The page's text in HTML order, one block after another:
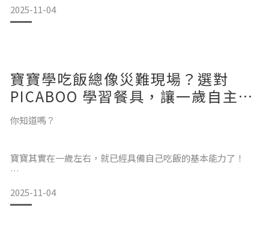
從材質、形狀到每個小細節，我們和兒童職能治療師一起反覆
討論，只為打造出一
的階段——學習正確握法的黃金期。握湯匙，其實也是一門大
學問對小小孩來說，「拿起湯匙吃飯」這件事，遠比我們想的
而在孩子還沒有建立這些基礎之前，他們很自然會用整隻手抓
2025-11-04
寶寶學吃飯總像災難現場？選對
PICABOO 學習餐具，讓一歲自主進
食變簡單！
你知道嗎？
寶寶其實在一歲左右，就已經具備自己吃飯的基本能力了！
但這個階段的「自主進食」，可不只是把食物送進嘴巴那麼簡
單——它牽涉到手眼協調、精細動作、感覺統合，還有孩子的
2025-11-04